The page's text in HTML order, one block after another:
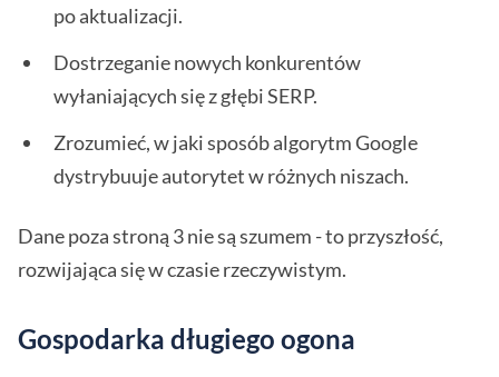
po aktualizacji.
Dostrzeganie nowych konkurentów
wyłaniających się z głębi SERP.
Zrozumieć, w jaki sposób algorytm Google
dystrybuuje autorytet w różnych niszach.
Dane poza stroną 3 nie są szumem - to przyszłość,
rozwijająca się w czasie rzeczywistym.
Gospodarka długiego ogona